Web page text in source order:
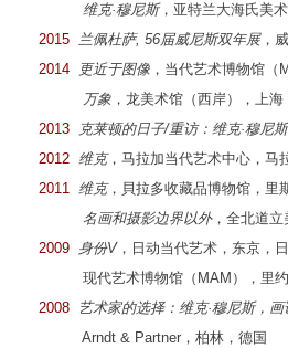
维克·穆尼斯，亚特兰大海氏美
2015
兰佩杜萨, 56届威尼斯双年展，
2014
更近于图像 ，当代艺术博物馆（
万象 ，龙美术馆（西岸），上海
2013
克莱顿的日子/重访：维克·穆尼
2012 维克，马拉加当代艺术中心，马
2011 维克，貝拉多收藏品博物馆，里
名画和摄影边界以外，全北道立
2009 身份V，日动当代艺术，东京，
现代艺术博物馆（MAM），里约
2008
艺术家的选择：维克·穆尼斯，画
Arndt & Partner，柏林，德国